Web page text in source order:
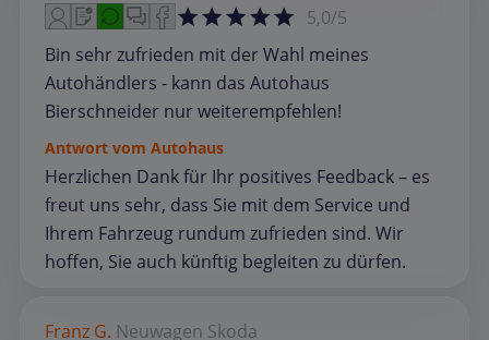
5,0/5
Bin sehr zufrieden mit der Wahl meines
Autohändlers - kann das Autohaus
Bierschneider nur weiterempfehlen!
Antwort vom Autohaus
Herzlichen Dank für Ihr positives Feedback – es
freut uns sehr, dass Sie mit dem Service und
Ihrem Fahrzeug rundum zufrieden sind. Wir
hoffen, Sie auch künftig begleiten zu dürfen.
Franz G. Neuwagen Skoda